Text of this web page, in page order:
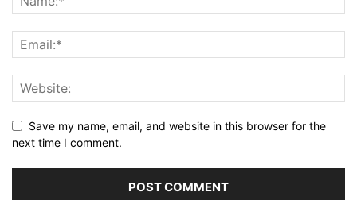
Save my name, email, and website in this browser for the
next time I comment.